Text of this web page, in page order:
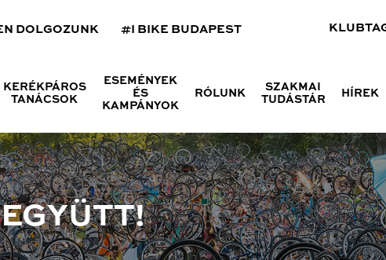
DOLGOZUNK #I BIKE BUDAPEST
KERÉKPÁROS
TANÁCSOK
ESEMÉNYEK
ÉS
KAMPÁNYOK
RÓLUNK
SZAKMAI
TUDÁSTÁR
HÍREK